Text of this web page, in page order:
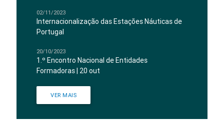
02/11/2023
Internacionalização das Estações Náuticas de
Portugal
20/10/2023
1.º Encontro Nacional de Entidades
Formadoras | 20 out
VER MAIS